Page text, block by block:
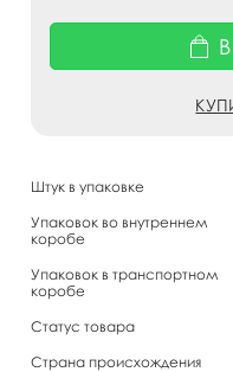
Штук в упаковке
Упаковок во внутреннем
коробе
Упаковок в транспортном
коробе
Статус товара
Страна происхождения